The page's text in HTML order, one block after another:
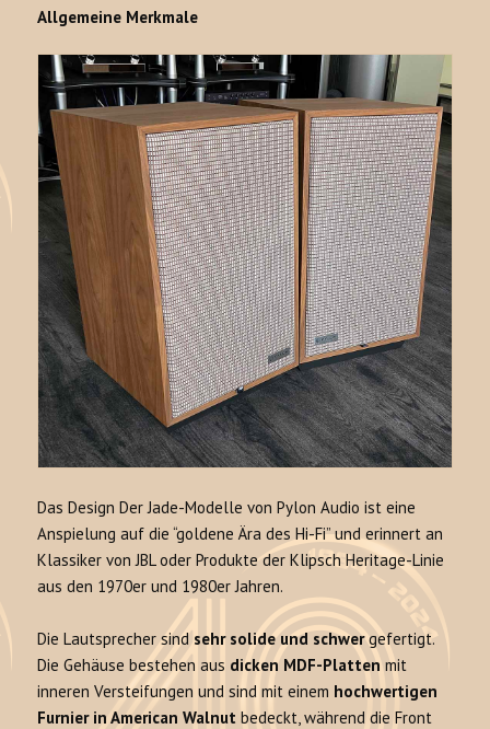
Allgemeine Merkmale
Das Design Der Jade-Modelle von Pylon Audio ist eine
Anspielung auf die “goldene Ära des Hi-Fi” und erinnert an
Klassiker von JBL oder Produkte der Klipsch Heritage-Linie
aus den 1970er und 1980er Jahren.
Die Lautsprecher sind sehr solide und schwergefertigt.
Die Gehäuse bestehen aus dicken MDF-Platten mit
inneren Versteifungen und sind mit einem hochwertigen
Furnier in American Walnut bedeckt, während die Front